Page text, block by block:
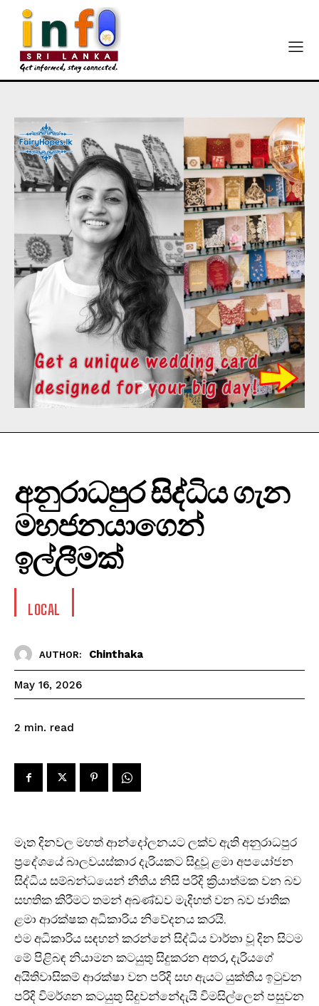
අනුරාධපුර සිද්ධිය ගැන
මහජනයාගෙන්
ඉල්ලීමක්
LOCAL
AUTHOR: Chinthaka
May 16, 2026
2 min. read
මෑත දිනවල මහත් ආන්දෝලනයට ලක්ව ඇති අනුරාධපුර
ප්‍රදේශයේ බාලවයස්කාර දැරියකට සිදුවූ ළමා අපයෝජන
සිද්ධිය සම්බන්ධයෙන් නීතිය නිසි පරිදි ක්‍රියාත්මක වන බව
සහතික කිරීමට තමන් අඛණ්ඩව මැදිහත් වන බව ජාතික
ළමා ආරක්ෂක අධිකාරිය නිවේදනය කරයි.
එම අධිකාරිය සඳහන් කරන්නේ සිද්ධිය වාර්තා වූ දින සිටම
මේ පිළිබඳ නියාමන කටයුතු සිදුකරන අතර, දැරියගේ
අයිතිවාසිකම් ආරක්ෂා වන පරිදි සහ ඇයට යුක්තිය ඉටුවන
පරිදි විමර්ශන කටයුතු සිදුවන්නේදැයි විමසිල්ලෙන් පසුවන